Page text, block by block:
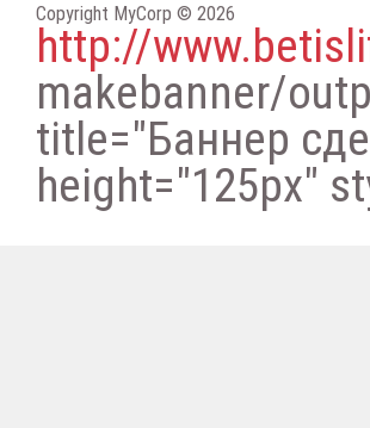
Copyright MyCorp © 2026
http://
makebanner/
title="Баннер
height="125px"